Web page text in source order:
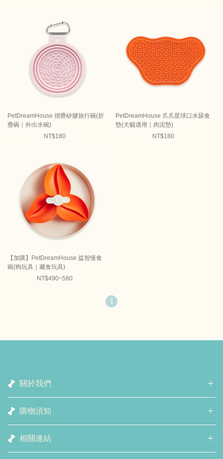
PetDreamHouse 摺疊矽膠旅行碗(折
疊碗｜外出水碗)
NT$180
PetDreamHouse 爪爪星球口水舔食
墊(犬貓適用｜肉泥墊)
NT$180
【加購】PetDreamHouse 益智慢食
碗(狗玩具｜藏食玩具)
NT$490~580
1
關於我們
購物須知
相關連結